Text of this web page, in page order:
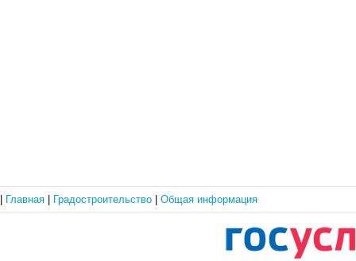
Главная Градостроительство Общая информация